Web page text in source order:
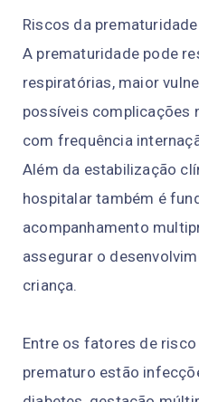
Riscos da prematuridade
A prematuridade pode
respiratórias, maior
possíveis complicações
com frequência
Além da estabilização
hospitalar também é
acompanhamento
assegurar o
criança.
Entre os fatores de
prematuro estão